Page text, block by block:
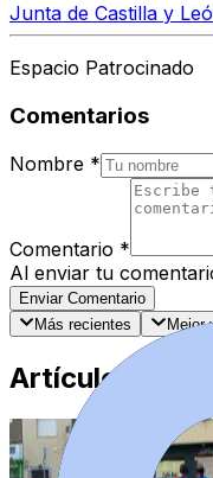
Junta de Castilla y
Espacio Patrocinado
Comentarios
Nombre *
Comentario *
Al enviar tu
Enviar Comentario
Más recientes
Mejor
Artículos